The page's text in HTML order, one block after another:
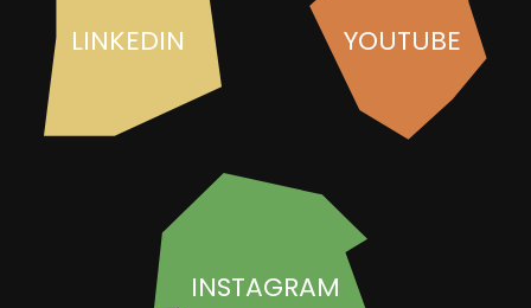
LINKEDIN YOUTUBE
INSTAGRAM